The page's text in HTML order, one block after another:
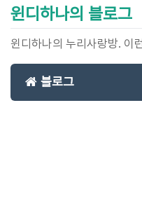
윈디하나의 블로그
윈디하나의 누리사랑방. 이
블로그